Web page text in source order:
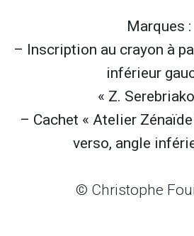
Marques :
– Inscription au crayon à
inférieur
« Z.
– Cachet « Atelier
verso, angle
© Christophe